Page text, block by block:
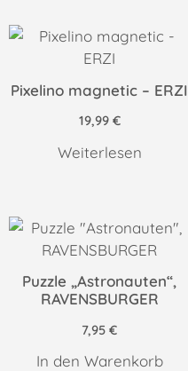
Pixelino magnetic – ERZI
19,99 €
Weiterlesen
Puzzle „Astronauten“,
RAVENSBURGER
7,95 €
In den Warenkorb